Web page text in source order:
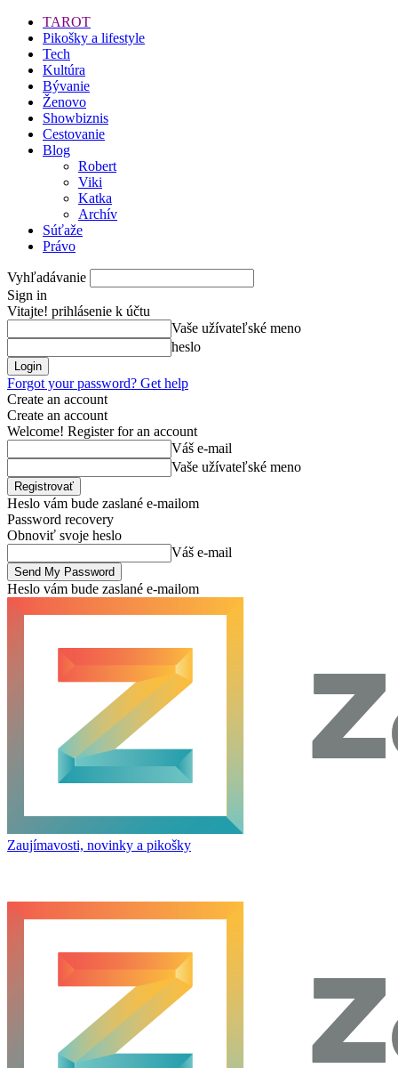
TAROT
Pikošky a lifestyle
Tech
Kultúra
Bývanie
Ženovo
Showbiznis
Cestovanie
Blog
Robert
Viki
Katka
Archív
Súťaže
Právo
Vyhľadávanie
Sign in
Vitajte! prihlásenie k účtu
Vaše užívateľské meno
heslo
Forgot your password? Get help
Create an account
Create an account
Welcome! Register for an account
Váš e-mail
Vaše užívateľské meno
Heslo vám bude zaslané e-mailom
Password recovery
Obnoviť svoje heslo
Váš e-mail
Heslo vám bude zaslané e-mailom
Zaujímavosti, novinky a pikošky